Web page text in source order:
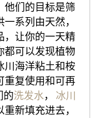
他们的目标是筛
系列由天然，
，让你的一天精
都可以发现植物
川海洋粘土和桉
重复使用和可再
的洗发水 ，
冰川
重新填充进去，